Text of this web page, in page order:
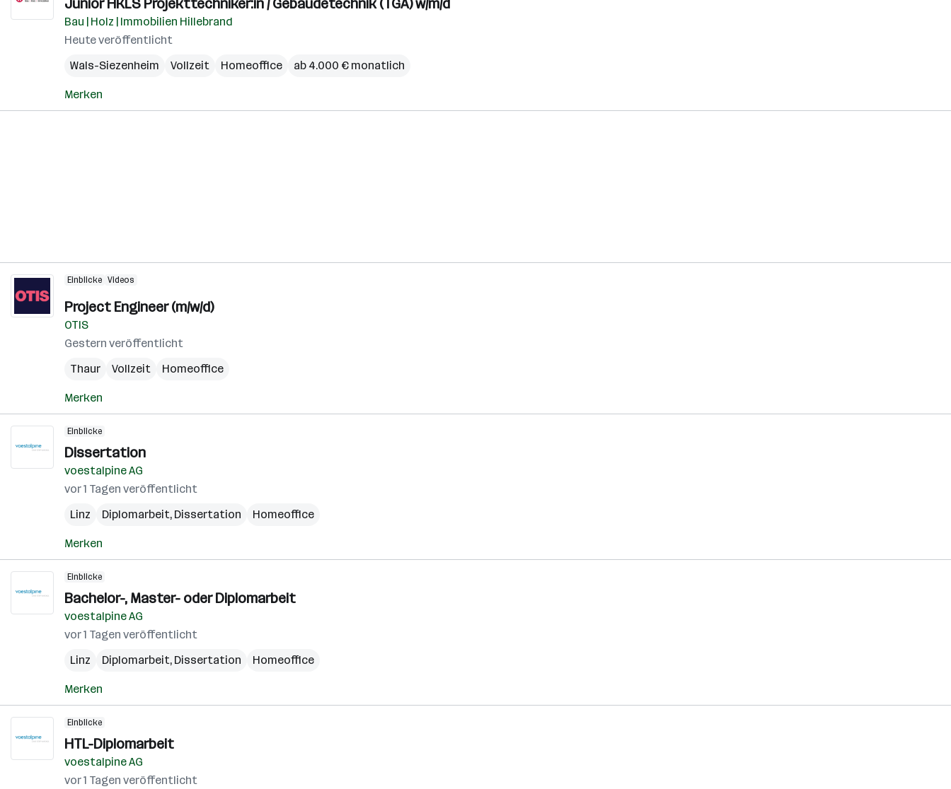
Junior HKLS Projekttechniker:in / Gebäudetechnik (TGA) w/m/d
Bau | Holz | Immobilien Hillebrand
Heute veröffentlicht
Wals-Siezenheim
Vollzeit Homeoffice ab 4.000 € monatlich
Merken
Einblicke Videos
Project Engineer (m/w/d)
OTIS
Gestern veröffentlicht
Thaur
Vollzeit Homeoffice
Merken
Einblicke
Dissertation
voestalpine AG
vor 1 Tagen veröffentlicht
Linz
Diplomarbeit, Dissertation Homeoffice
Merken
Einblicke
Bachelor-, Master- oder Diplomarbeit
voestalpine AG
vor 1 Tagen veröffentlicht
Linz
Diplomarbeit, Dissertation Homeoffice
Merken
Einblicke
HTL-Diplomarbeit
voestalpine AG
vor 1 Tagen veröffentlicht